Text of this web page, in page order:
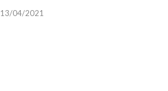
13/04/2021